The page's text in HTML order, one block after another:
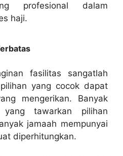
profesional dalam
haji.
fasilitas sangatlah
yang cocok dapat
mengerikan. Banyak
yang tawarkan pilihan
jamaah mempunyai
diperhitungkan.